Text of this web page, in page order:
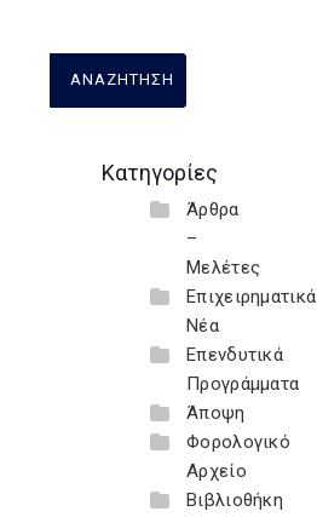
Κατηγορίες
Άρθρα
–
Μελέτες
Επιχειρηματικά
Νέα
Επενδυτικά
Προγράμματα
Άποψη
Φορολογικό
Αρχείο
Βιβλιοθήκη